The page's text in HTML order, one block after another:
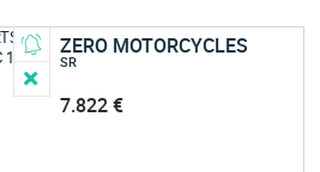
ZERO MOTORCYCLES
SR
7.822 €